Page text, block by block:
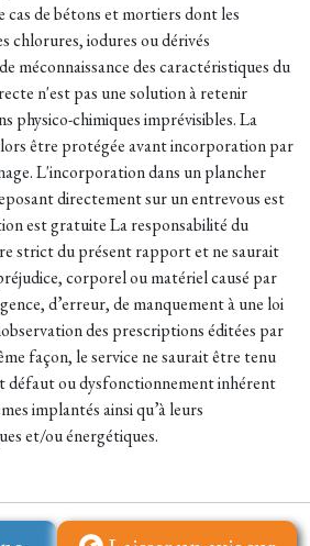
de bétons et mortiers dont les
chlorures, iodures ou dérivés
méconnaissance des caractéristiques du
n'est pas une solution à retenir
physico-chimiques imprévisibles. La
être protégée avant incorporation par
L'incorporation dans un plancher
directement sur un entrevous est
est gratuite La responsabilité du
strict du présent rapport et ne saurait
corporel ou matériel causé par
d’erreur, de manquement à une loi
des prescriptions éditées par
façon, le service ne saurait être tenu
défaut ou dysfonctionnement inhérent
implantés ainsi qu’à leurs
et/ou énergétiques.